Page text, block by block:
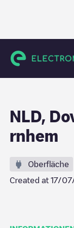
Arnhem
NLD,
rnhem
Oberfläche
Created at 17/